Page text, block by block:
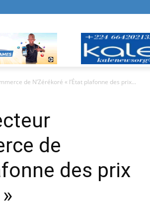
de N’Zérékoré « l’État plafonne des prix...
de
des prix